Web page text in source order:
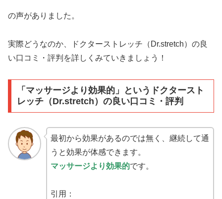
の声がありました。
実際どうなのか、ドクターストレッチ（Dr.stretch）の良
い口コミ・評判を詳しくみていきましょう！
「マッサージより効果的」というドクタースト
レッチ（Dr.stretch）の良い口コミ・評判
最初から効果があるのでは無く、継続して通
うと効果が体感できます。
マッサージより効果的です。
引用：